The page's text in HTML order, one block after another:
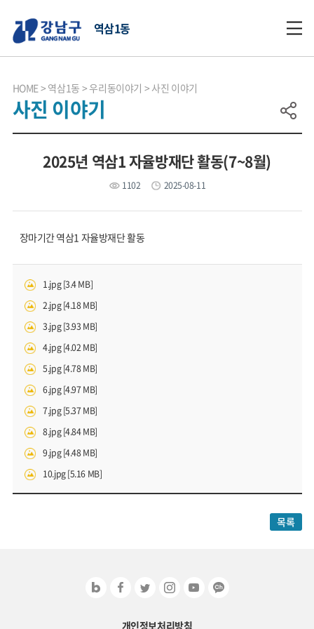
역삼1동
HOME 역삼1동 우리동이야기 사진 이야기
사진 이야기
2025년 역삼1 자율방재단 활동(7~8월)
1102 2025-08-11
장마기간 역삼1 자율방재단 활동
1.jpg [3.4 MB]
2.jpg [4.18 MB]
3.jpg [3.93 MB]
4.jpg [4.02 MB]
5.jpg [4.78 MB]
6.jpg [4.97 MB]
7.jpg [5.37 MB]
8.jpg [4.84 MB]
9.jpg [4.48 MB]
10.jpg [5.16 MB]
목록
개인정보처리방침